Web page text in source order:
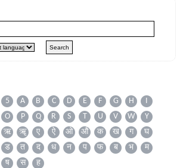
5 A B C D E F G H
I
O P Q R S T U V W
Y
ऋ ॠ ए ऐ ओ औ क ख ग
घ
ड त द ध न प फ ब भ
म
ष स ह